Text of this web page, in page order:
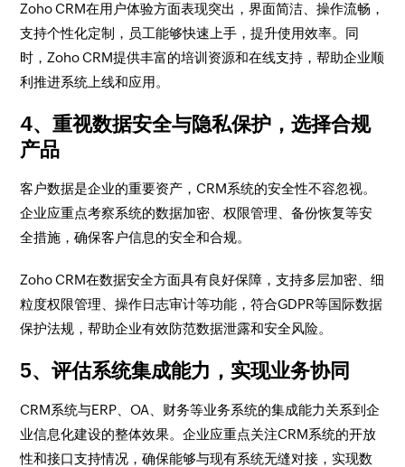
Zoho CRM在用户体验方面表现突出，界面简洁、操作流畅，
支持个性化定制，员工能够快速上手，提升使用效率。同
时，Zoho CRM提供丰富的培训资源和在线支持，帮助企业顺
利推进系统上线和应用。
4、重视数据安全与隐私保护，选择合规
产品
客户数据是企业的重要资产，CRM系统的安全性不容忽视。
企业应重点考察系统的数据加密、权限管理、备份恢复等安
全措施，确保客户信息的安全和合规。
Zoho CRM在数据安全方面具有良好保障，支持多层加密、细
粒度权限管理、操作日志审计等功能，符合GDPR等国际数据
保护法规，帮助企业有效防范数据泄露和安全风险。
5、评估系统集成能力，实现业务协同
CRM系统与ERP、OA、财务等业务系统的集成能力关系到企
业信息化建设的整体效果。企业应重点关注CRM系统的开放
性和接口支持情况，确保能够与现有系统无缝对接，实现数